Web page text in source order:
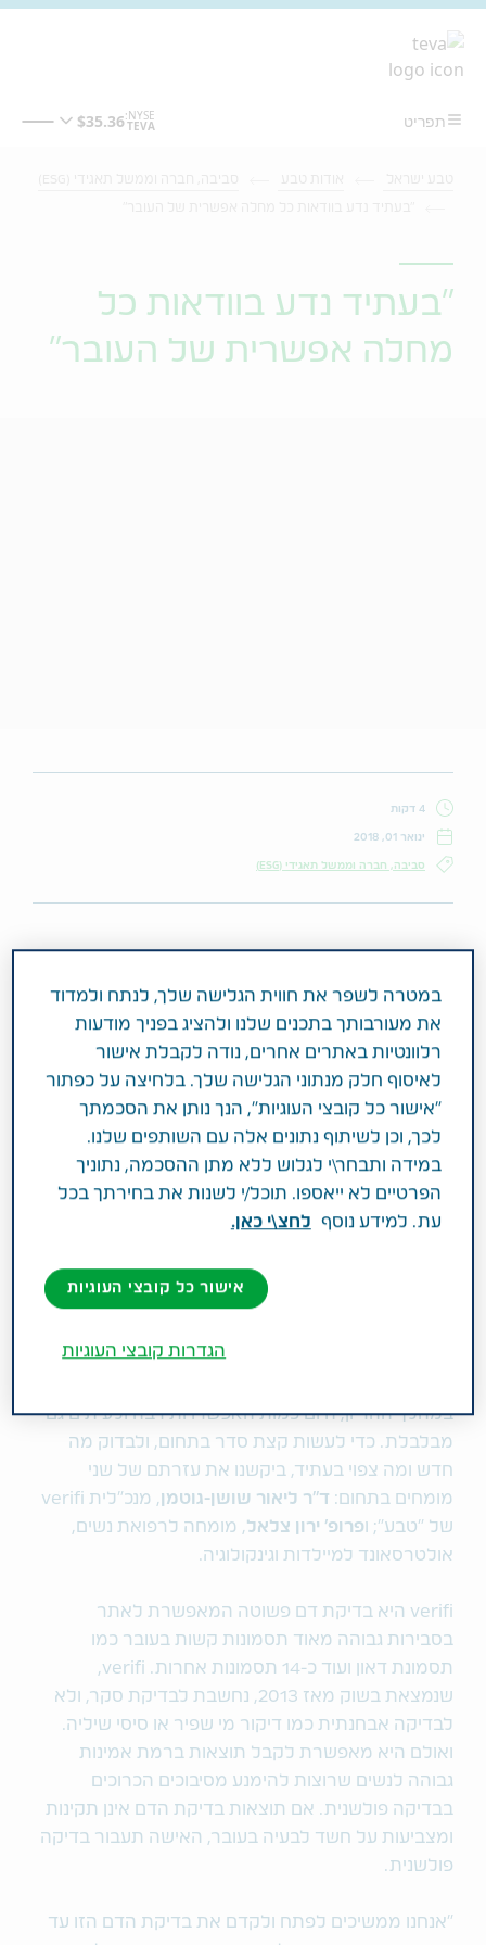
"בעתיד נדע בוודאות כל
מחלה אפשרית של העובר"
4 דקות
ינואר 01, 2018
סביבה, חברה וממשל תאגידי (ESG)
במהירות. מה חדש ומה צפוי בעתיד? שאלנו
את המומחים
נכנסת להריון? מזל טוב! בין אם זה הגיע בקלות או לאחר
טיפולים ממושכים, עכשיו את בתחילתה של דרך חדשה.
ועוד הרבה לפני שהגענו ללידה, מגיע שלב בדיקות
ההיריון שנועדו לוודא את בריאות העובר.
מדינת ישראל נחשבת לאחת מהמובילות בעולם
טכנולוגיות חדשות בתחום. אם עד לפני שנים לא כל כך
במהלך ההריון, היום כמות האפשרויות רבה ולעיתים גם
מבלבלת. כדי לעשות קצת סדר בתחום, ולבדוק מה
חדש ומה צפוי בעתיד, ביקשנו את עזרתם של שני
מומחים בתחום: ד"ר ליאור שושן-גוטמן
, מנכ"לית verifi
של "טבע"; ופרופ' ירון צלאל, מומחה לרפואת נשים,
אולטרסאונד למיילדות וגינקולוגיה.
verifi היא בדיקת דם פשוטה המאפשרת לאתר
בסבירות גבוהה מאוד תסמונות קשות בעובר כמו
תסמונת דאון ועוד כ-14 תסמונות אחרות. verifi,
שנמצאת בשוק מאז 2013, נחשבת לבדיקת סקר, ולא
לבדיקה אבחנתית כמו דיקור מי שפיר או סיסי שיליה.
ואולם היא מאפשרת לקבל תוצאות ברמת אמינות
גבוהה לנשים שרוצות להימנע מסיבוכים הכרוכים
בבדיקה פולשנית. אם תוצאות בדיקת הדם אינן תקינות
ומצביעות על חשד לבעיה בעובר, האישה תעבור בדיקה
פולשנית.
"אנחנו ממשיכים לפתח ולקדם את בדיקת הדם הזו עד
במטרה לשפר את חווית הגלישה שלך, לנתח ולמדוד
את מעורבותך בתכנים שלנו ולהציג בפניך מודעות
רלוונטיות באתרים אחרים, נודה לקבלת אישור
לאיסוף חלק מנתוני הגלישה שלך. בלחיצה על כפתור
"אישור כל קובצי העוגיות", הנך נותן את הסכמתך
לכך, וכן לשיתוף נתונים אלה עם השותפים שלנו.
במידה ותבחר\י לגלוש ללא מתן ההסכמה, נתוניך
הפרטיים לא ייאספו. תוכל/י לשנות את בחירתך בכל
עת. למידע נוסף
לחצ\י כאן.
אישור כל קובצי העוגיות
הגדרות קובצי העוגיות